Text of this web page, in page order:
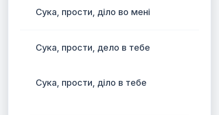
Сука, прости, діло во мені
Сука, прости, дело в тебе
Сука, прости, діло в тебе